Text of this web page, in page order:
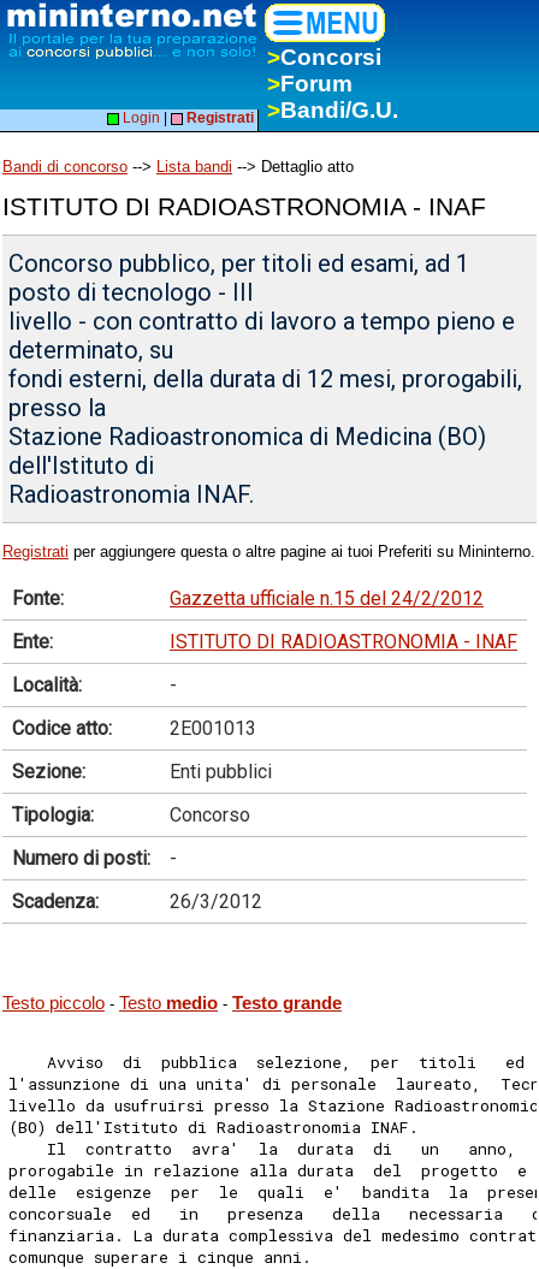
>Concorsi
>Forum
>Bandi/G.U.
Login Registrati
Bandi di concorso --> Lista bandi --> Dettaglio atto
ISTITUTO DI RADIOASTRONOMIA - INAF
Concorso pubblico, per titoli ed esami, ad 1
posto di tecnologo - III
livello - con contratto di lavoro a tempo pieno e
determinato, su
fondi esterni, della durata di 12 mesi, prorogabili,
presso la
Stazione Radioastronomica di Medicina (BO)
dell'Istituto di
Radioastronomia INAF.
Registrati per aggiungere questa o altre pagine ai tuoi Preferiti su Mininterno.
Fonte:
Gazzetta ufficiale n.15 del 24/2/2012
Ente:
ISTITUTO DI RADIOASTRONOMIA - INAF
Località:
-
Codice atto:
2E001013
Sezione:
Enti pubblici
Tipologia:
Concorso
Numero di posti:
-
Scadenza:
26/3/2012
Testo piccolo - Testo medio - Testo grande
Avviso  di  pubblica  selezione,  per  titoli   ed
l'assunzione di una unita' di personale  laureato,
livello da usufruirsi presso la Stazione
(BO) dell'Istituto di Radioastronomia INAF.
Il  contratto  avra'  la  durata  di   un   anno,
prorogabile in relazione alla durata  del  progetto  e
delle  esigenze  per  le  quali  e'  bandita  la
concorsuale  ed   in   presenza   della   necessaria
finanziaria. La durata complessiva del medesimo
comunque superare i cinque anni.